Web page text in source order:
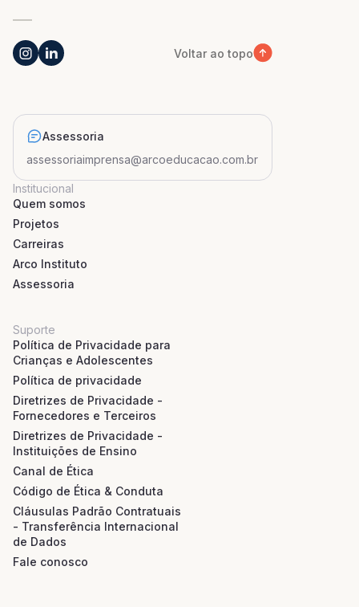
Voltar ao topo
Assessoria
assessoriaimprensa@arcoeducacao.com.br
Institucional
Quem somos
Projetos
Carreiras
Arco Instituto
Assessoria
Suporte
Política de Privacidade para
Crianças e Adolescentes
Política de privacidade
Diretrizes de Privacidade -
Fornecedores e Terceiros
Diretrizes de Privacidade -
Instituições de Ensino
Canal de Ética
Código de Ética & Conduta
Cláusulas Padrão Contratuais
- Transferência Internacional
de Dados
Fale conosco